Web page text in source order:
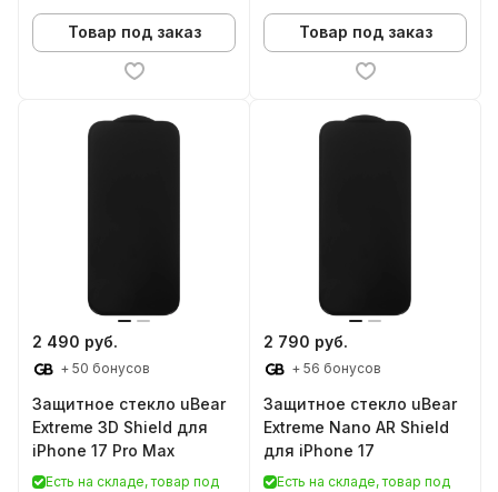
Товар под заказ Товар под заказ
2 490 руб.
+ 50 бонусов
Защитное стекло uBear
Extreme 3D Shield для
iPhone 17 Pro Max
Есть на складе, товар под
2 790 руб.
+ 56 бонусов
Защитное стекло uBear
Extreme Nano AR Shield
для iPhone 17
Есть на складе, товар под